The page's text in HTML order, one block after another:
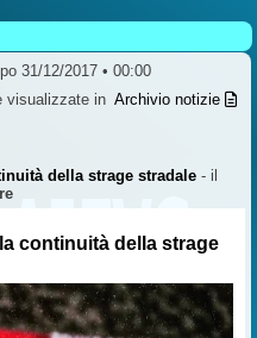
31/12/2017 • 00:00
visualizzate in Archivio notizie
della strage stradale - il
continuità della strage